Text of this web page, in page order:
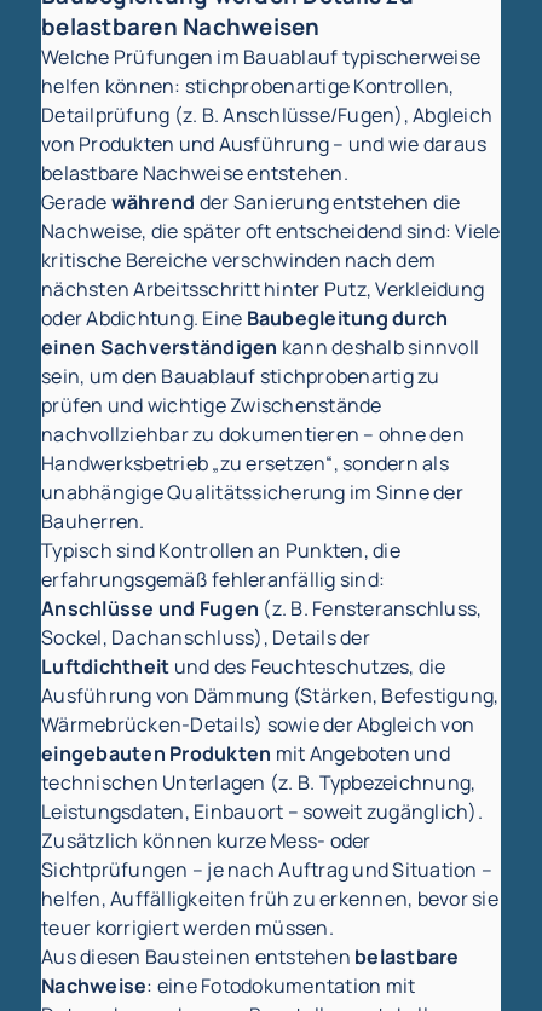
belastbaren Nachweisen
Welche Prüfungen im Bauablauf typischerweise
helfen können: stichprobenartige Kontrollen,
Detailprüfung (z. B. Anschlüsse/Fugen), Abgleich
von Produkten und Ausführung – und wie daraus
belastbare Nachweise entstehen.
Geradewährend der Sanierung entstehen die
Nachweise, die später oft entscheidend sind: Viele
kritische Bereiche verschwinden nach dem
nächsten Arbeitsschritt hinter Putz, Verkleidung
oder Abdichtung. Eine Baubegleitung durch
einen Sachverständigen kann deshalb sinnvoll
sein, um den Bauablauf stichprobenartig zu
prüfen und wichtige Zwischenstände
nachvollziehbar zu dokumentieren – ohne den
Handwerksbetrieb „zu ersetzen“, sondern als
unabhängige Qualitätssicherung im Sinne der
Bauherren.
Typisch sind Kontrollen an Punkten, die
erfahrungsgemäß fehleranfällig sind:
Anschlüsse und Fugen (z. B. Fensteranschluss,
Sockel, Dachanschluss), Details der
Luftdichtheit und des Feuchteschutzes, die
Ausführung von Dämmung (Stärken, Befestigung,
Wärmebrücken-Details) sowie der Abgleich von
eingebauten Produkten mit Angeboten und
technischen Unterlagen (z. B. Typbezeichnung,
Leistungsdaten, Einbauort – soweit zugänglich).
Zusätzlich können kurze Mess- oder
Sichtprüfungen – je nach Auftrag und Situation –
helfen, Auffälligkeiten früh zu erkennen, bevor sie
teuer korrigiert werden müssen.
Aus diesen Bausteinen entstehen belastbare
Nachweise: eine Fotodokumentation mit